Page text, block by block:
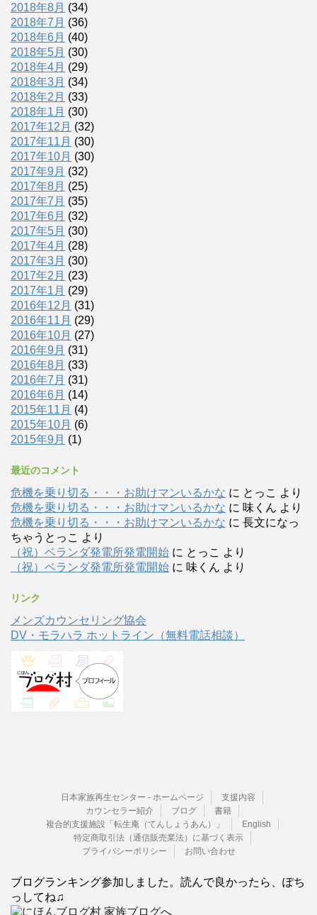
2018年8月 (34)
2018年7月 (36)
2018年6月 (40)
2018年5月 (30)
2018年4月 (29)
2018年3月 (34)
2018年2月 (33)
2018年1月 (30)
2017年12月 (32)
2017年11月 (30)
2017年10月 (30)
2017年9月 (32)
2017年8月 (25)
2017年7月 (35)
2017年6月 (32)
2017年5月 (30)
2017年4月 (28)
2017年3月 (30)
2017年2月 (23)
2017年1月 (29)
2016年12月 (31)
2016年11月 (29)
2016年10月 (27)
2016年9月 (31)
2016年8月 (33)
2016年7月 (31)
2016年6月 (14)
2015年11月 (4)
2015年10月 (6)
2015年9月 (1)
最近のコメント
危機を乗り切る・・・お助けマンいるかな に とっこ より
危機を乗り切る・・・お助けマンいるかな に 味くん より
危機を乗り切る・・・お助けマンいるかな に 長文になっ
ちゃうとっこ より
（祝）ベランダ発電所発電開始 に とっこ より
（祝）ベランダ発電所発電開始 に 味くん より
リンク
メンズカウンセリング協会
DV・モラハラ ホットライン（無料電話相談）
日本家族再生センター - ホームページ
支援内容
カウンセラー紹介
ブログ
書籍
複合的支援施設「転生庵（てんしょうあん）」
English
特定商取引法（通信販売業法）に基づく表示
プライバシーポリシー
お問い合わせ
ブログランキング参加しました。読んで良かったら、ぽち
っしてね♫